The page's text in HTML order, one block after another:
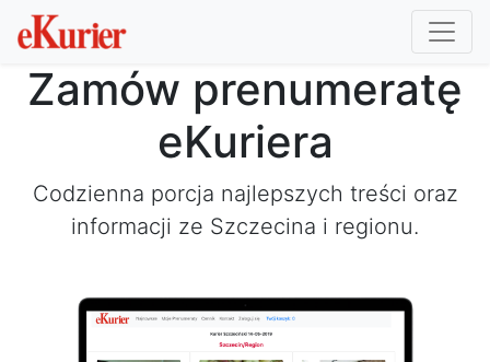
Zamów prenumeratę
eKuriera
Codzienna porcja najlepszych treści oraz
informacji ze Szczecina i regionu.